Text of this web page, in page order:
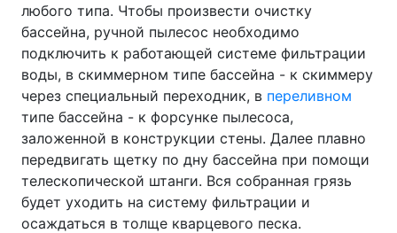
любого типа. Чтобы произвести очистку
бассейна, ручной пылесос необходимо
подключить к работающей системе фильтрации
воды, в скиммерном типе бассейна - к скиммеру
через специальный переходник, в переливном
типе бассейна - к форсунке пылесоса,
заложенной в конструкции стены. Далее плавно
передвигать щетку по дну бассейна при помощи
телескопической штанги. Вся собранная грязь
будет уходить на систему фильтрации и
осаждаться в толще кварцевого песка.